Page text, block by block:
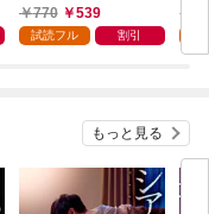
隣国を救ってしまいま
した～（コミック） 1
770 539
試読フル 割引
もっと見る